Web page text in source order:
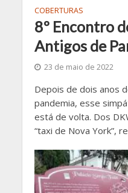
COBERTURAS
8º Encontro
Antigos de
23 de maio de 2022
Depois de dois anos
pandemia, esse
está de volta. Dos
“taxi de Nova York”,